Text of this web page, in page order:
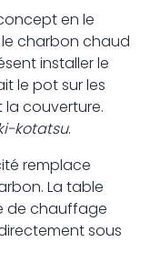
en le
charbon chaud
installer le
le pot sur les
couverture.
kotatsu.
remplace
La table
de chauffage
sous